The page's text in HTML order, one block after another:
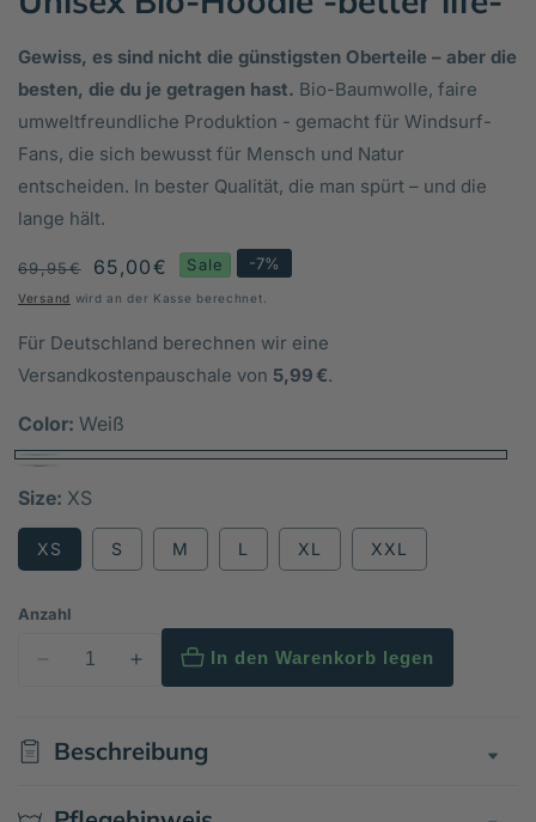
Gewiss, es sind nicht die günstigsten Oberteile – aber die
besten, die du je getragen hast. Bio-Baumwolle, faire
umweltfreundliche Produktion - gemacht für Windsurf-
Fans, die sich bewusst für Mensch und Natur
entscheiden. In bester Qualität, die man spürt – und die
lange hält.
Normaler
Preis
69,95€ Verkaufspreis
65,00€ Sale -7%
Versand wird an der Kasse berechnet.
Für Deutschland berechnen wir eine
Versandkostenpauschale von 5,99 €.
Color: Weiß
Size: XS
XS S M L XL XXL
Anzahl
Verringere
für
Bio-
Erhöhe
für
Bio-
In den Warenkorb legen
Beschreibung